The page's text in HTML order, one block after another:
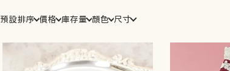
預設排序 價格 庫存量 顏色 尺寸